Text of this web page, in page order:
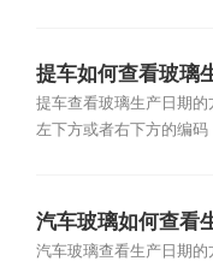
提车如何查看玻璃
提车查看玻璃生产日期
左下方或者右下方的编码
汽车玻璃如何查看
汽车玻璃查看生产日期